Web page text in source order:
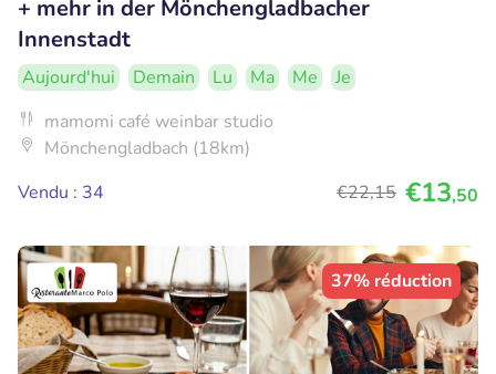
+ mehr in der Mönchengladbacher
Innenstadt
Aujourd'hui Demain Lu Ma Me
Je
mamomi café weinbar studio
Mönchengladbach (18km)
Vendu : 34
€22,15 €13,50
37% réduction